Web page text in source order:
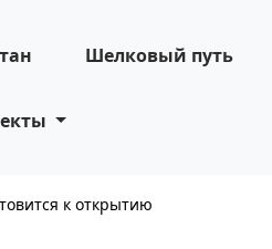
Шелковый путь
к открытию